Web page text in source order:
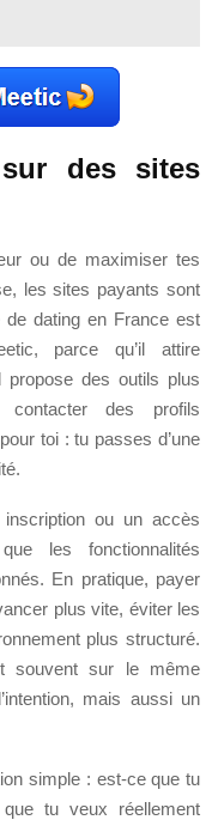
des sites
ou de maximiser tes
les sites payants sont
dating en France est
parce qu’il attire
propose des outils plus
des profils
toi : tu passes d’une
ou un accès
les fonctionnalités
En pratique, payer
plus vite, éviter les
plus structuré.
souvent sur le même
mais aussi un
simple : est-ce que tu
tu veux réellement